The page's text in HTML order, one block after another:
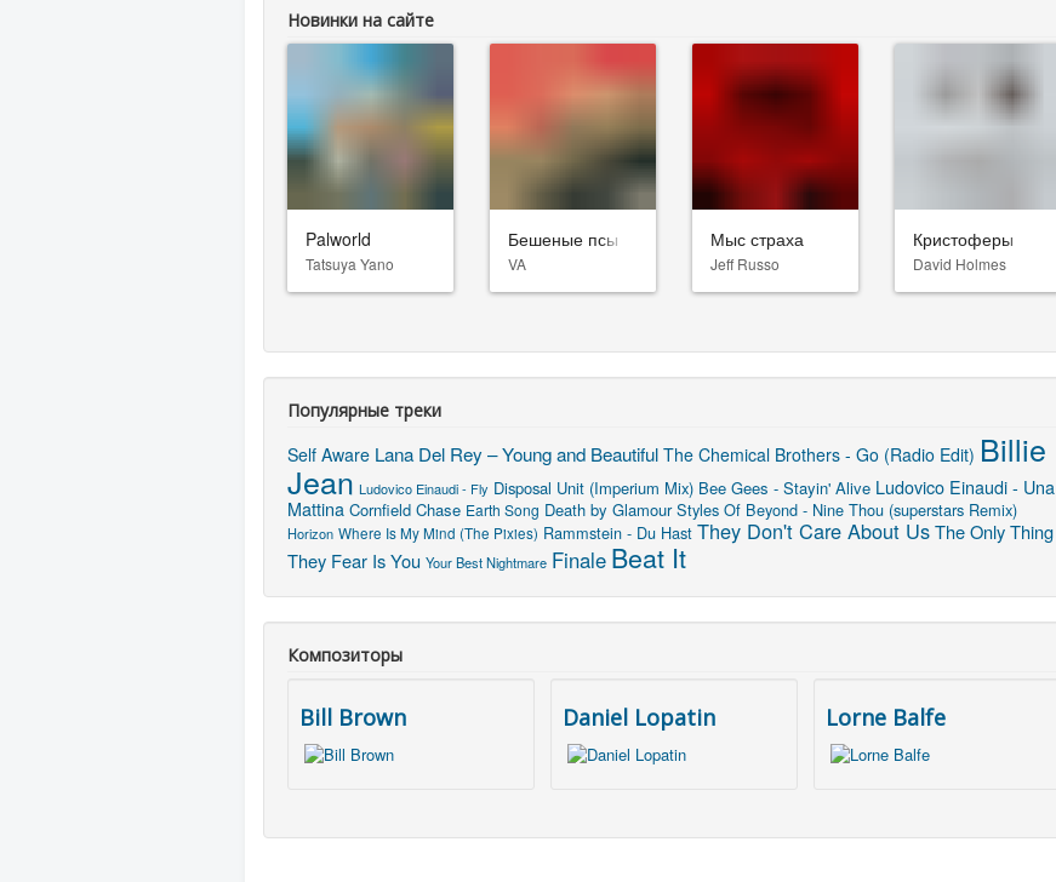
Новинки на сайте
Palworld
Tatsuya Yano
Бешеные псы
VA
Мыс страха
Jeff Russo
Кристоферы
David Holmes
Популярные треки
Self Aware Lana Del Rey – Young and Beautiful The Chemical Brothers - Go (Radio Edit) Billie
Jean Ludovico Einaudi - Fly Disposal Unit (Imperium Mix) Bee Gees - Stayin' Alive Ludovico Einaudi - Una
Mattina Cornfield Chase Earth Song Death by Glamour Styles Of Beyond - Nine Thou (superstars Remix)
Horizon Where Is My Mind (The Pixies) Rammstein - Du Hast They Don't Care About UsThe Only Thing
They Fear Is You Your Best Nightmare Finale Beat It
Композиторы
Bill Brown Daniel Lopatin Lorne Balfe